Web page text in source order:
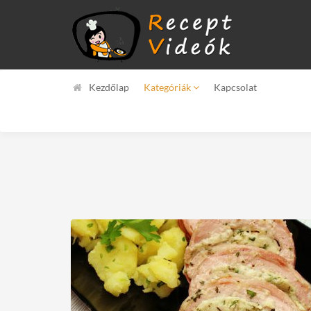
Kezdőlap Kategóriák Kapcsolat